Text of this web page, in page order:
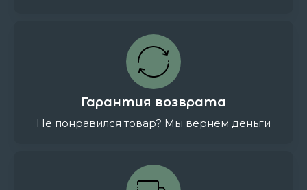
Гарантия возврата
Не понравился товар? Мы вернем деньги